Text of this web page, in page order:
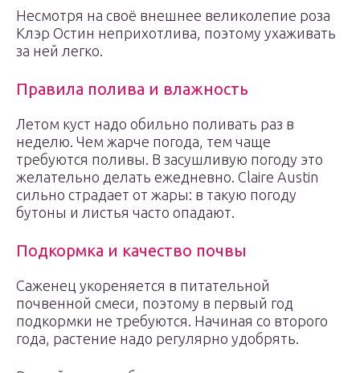
Несмотря на своё внешнее великолепие роза
Клэр Остин неприхотлива, поэтому ухаживать
за ней легко.
Правила полива и влажность
Летом куст надо обильно поливать раз в
неделю. Чем жарче погода, тем чаще
требуются поливы. В засушливую погоду это
желательно делать ежедневно. Claire Austin
сильно страдает от жары: в такую погоду
бутоны и листья часто опадают.
Подкормка и качество почвы
Саженец укореняется в питательной
почвенной смеси, поэтому в первый год
подкормки не требуются. Начиная со второго
года, растение надо регулярно удобрять.